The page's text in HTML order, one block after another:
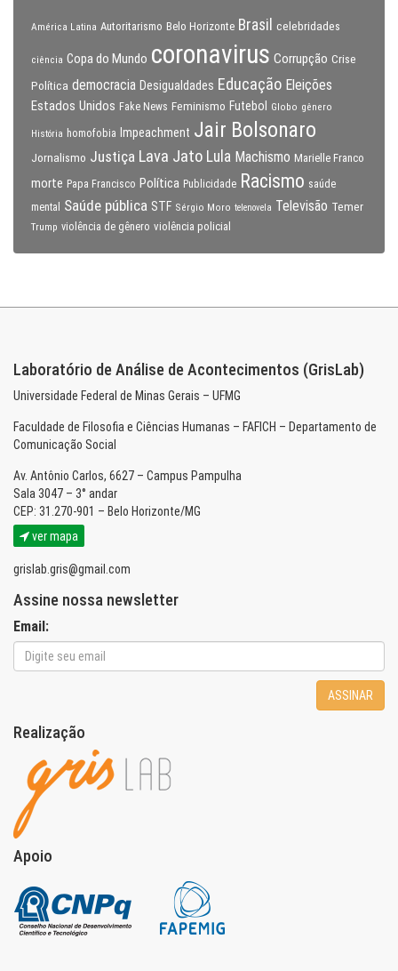
América Latina Autoritarismo Belo Horizonte Brasil celebridades
ciência Copa do Mundo coronavirus Corrupção Crise
Política democracia Desigualdades Educação Eleições
Estados Unidos Fake News Feminismo Futebol Globo gênero
História homofobia Impeachment Jair Bolsonaro
Jornalismo Justiça Lava Jato Lula Machismo Marielle Franco
morte Papa Francisco Política Publicidade Racismo saúde
mental
Saúde pública STF Sérgio Moro telenovela Televisão Temer
Trump violência de gênero violência policial
Laboratório de Análise de Acontecimentos (GrisLab)
Universidade Federal de Minas Gerais – UFMG
Faculdade de Filosofia e Ciências Humanas – FAFICH – Departamento de
Comunicação Social
Av. Antônio Carlos, 6627 – Campus Pampulha
Sala 3047 – 3° andar
CEP: 31.270-901 – Belo Horizonte/MG
ver mapa
grislab.gris@gmail.com
Assine nossa newsletter
Email:
ASSINAR
Realização
Apoio